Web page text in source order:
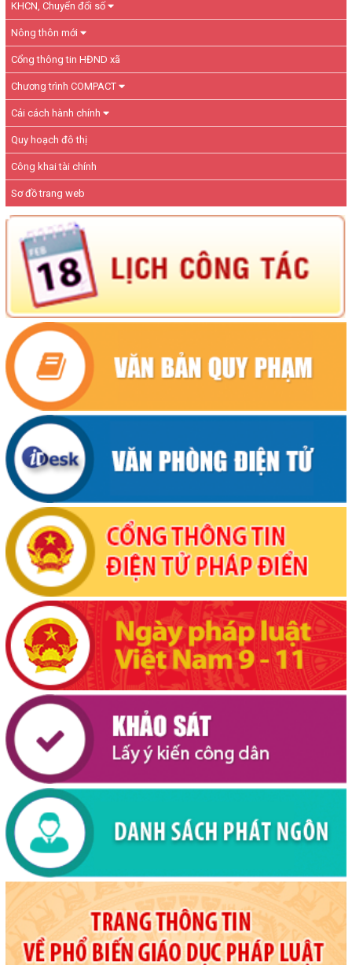
KHCN, Chuyển đổi số
Nông thôn mới
Cổng thông tin HĐND xã
Chương trình COMPACT
Cải cách hành chính
Quy hoạch đô thị
Công khai tài chính
Sơ đồ trang web